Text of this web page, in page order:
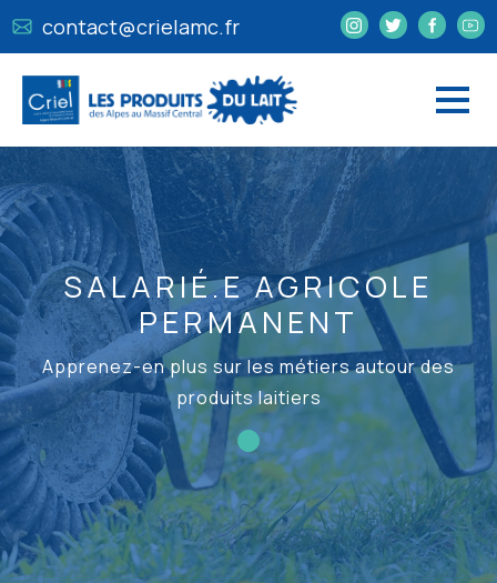
contact@crielamc.fr
SALARIÉ.E AGRICOLE
PERMANENT
Apprenez-en plus sur les métiers autour des
produits laitiers